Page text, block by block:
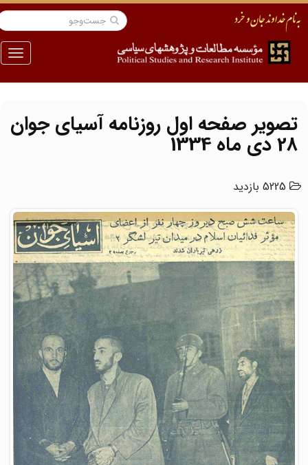
منو
تصویر صفحه اول روزنامه آسیای جوان
28 دی ماه 1334
5225 بازدید